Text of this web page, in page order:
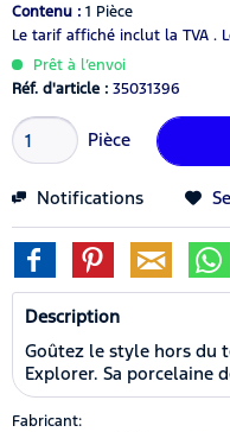
Contenu : 1 Pièce
Le tarif affiché inclut la TVA .
Prêt à l’envoi
Réf. d'article : 35031396
Pièce
Notifications
Description
Goûtez le style hors du
Explorer. Sa porcelaine
Fabricant: